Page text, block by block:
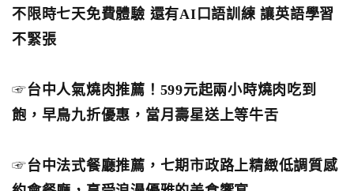
不限時七天免費體驗 還有AI口語訓練 讓英語學習
不緊張
☞台中人氣燒肉推薦！599元起兩小時燒肉吃到
飽，早鳥九折優惠，當月壽星送上等牛舌
☞台中法式餐廳推薦，七期市政路上精緻低調質感